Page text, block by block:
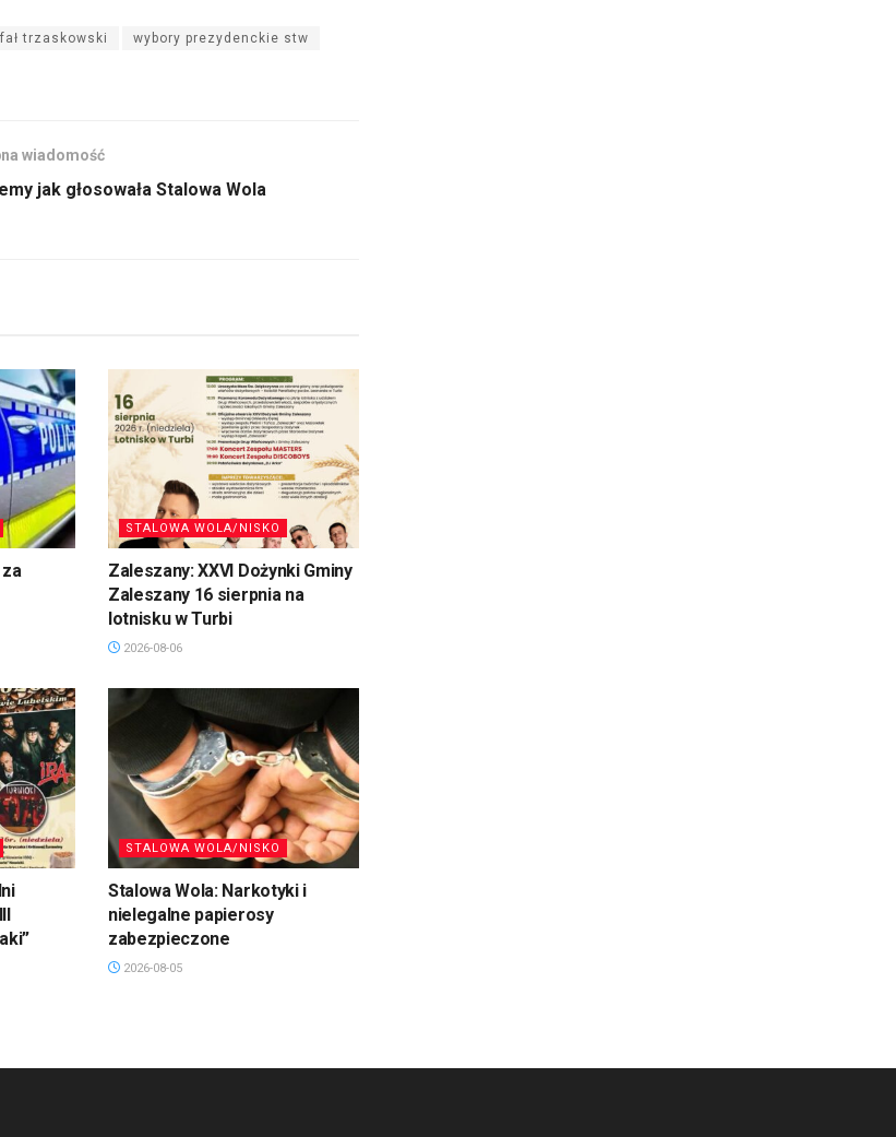
trzaskowski wybory prezydenckie stw
wiadomość
jak głosowała Stalowa Wola
za
STALOWA WOLA/NISKO
Zaleszany: XXVI Dożynki Gminy
Zaleszany 16 sierpnia na
lotnisku w Turbi
2026-08-06
STALOWA WOLA/NISKO
Stalowa Wola: Narkotyki i
nielegalne papierosy
zabezpieczone
2026-08-05